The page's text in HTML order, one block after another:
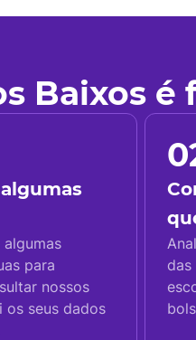
Baixos
algumas
para
nossos
os seus dados
das